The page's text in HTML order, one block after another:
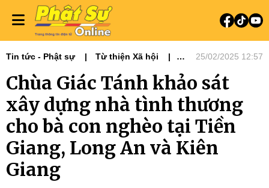
Tin tức - Phật sự
Từ thiện Xã hội
Chương trình An cư lạc nghiệp
25/02/2025 12:57
Chùa Giác Tánh khảo sát
xây dựng nhà tình thương
cho bà con nghèo tại Tiền
Giang, Long An và Kiên
Giang